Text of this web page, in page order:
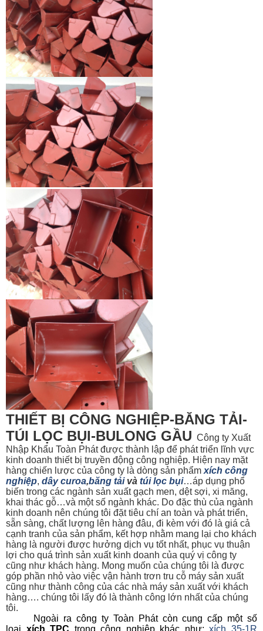
THIẾT BỊ CÔNG NGHIỆP-BĂNG TẢI-
TÚI LỌC BỤI-BULONG GẦU Công ty Xuất
Nhập Khẩu Toàn Phát được thành lập để phát triển lĩnh vực
kinh doanh thiết bị truyền động công nghiệp. Hiện nay mặt
hàng chiến lược của công ty là dòng sản phẩm xích công
nghiệp, dây curoa,băng tảivà túi lọc bụi…áp dụng phổ
biến trong các ngành sản xuất gạch men, dệt sợi, xi măng,
khai thác gỗ…và một số ngành khác. Do đặc thù của ngành
kinh doanh nên chúng tôi đặt tiêu chí an toàn và phát triển,
sẵn sàng, chất lượng lên hàng đâu, đi kèm với đó là giá cả
cạnh tranh của sản phẩm, kết hợp nhằm mang lại cho khách
hàng là người được hưởng dịch vụ tốt nhất, phục vụ thuận
lợi cho quá trình sản xuất kinh doanh của quý vị công ty
cũng như khách hàng. Mong muốn của chúng tôi là được
góp phần nhỏ vào việc vận hành trơn tru cỗ máy sản xuất
cũng như thành công của các nhà máy sản xuất với khách
hàng…. chúng tôi lấy đó là thành công lớn nhất của chúng
tôi.
Ngoài ra công ty Toàn Phát còn cung cấp một số